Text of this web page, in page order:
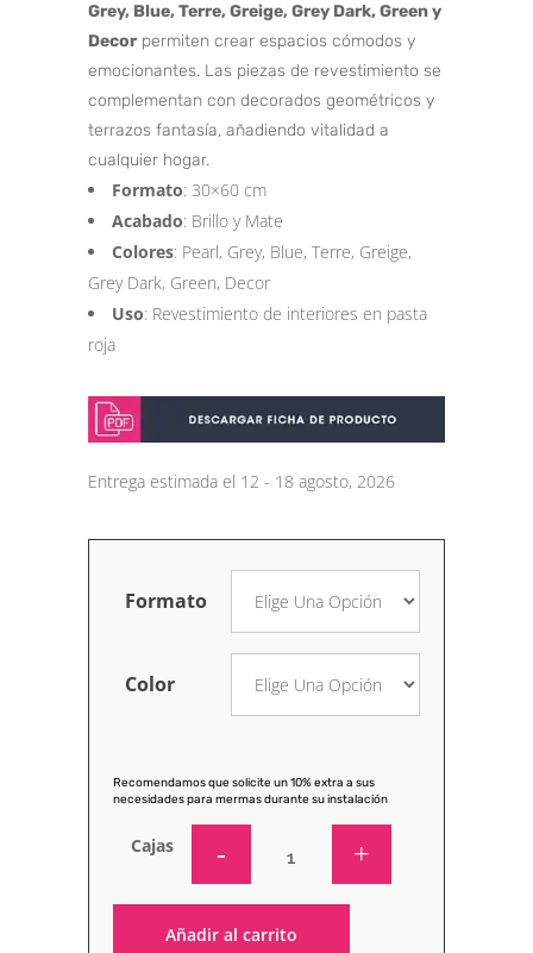
Grey, Blue, Terre, Greige, Grey Dark, Green y
Decorpermiten crear espacios cómodos y
emocionantes. Las piezas de revestimiento se
complementan con decorados geométricos y
terrazos fantasía, añadiendo vitalidad a
cualquier hogar.
Formato: 30×60 cm
Acabado: Brillo y Mate
Colores: Pearl, Grey, Blue, Terre, Greige,
Grey Dark, Green, Decor
Uso: Revestimiento de interiores en pasta
roja
Entrega estimada el 12 - 18 agosto, 2026
Formato
Color
Recomendamos que solicite un 10% extra a sus
necesidades para mermas durante su instalación
Cajas
Añadir al carrito